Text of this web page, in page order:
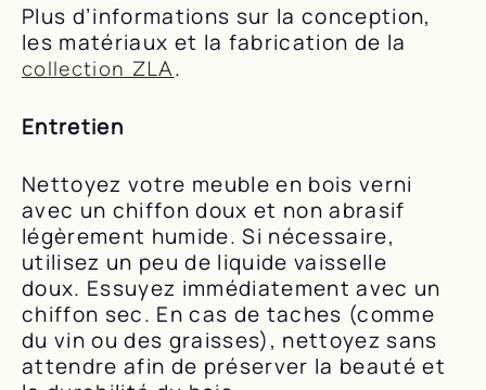
Plus d’informations sur la conception,
les matériaux et la fabrication de la
collection ZLA.
Entretien
Nettoyez votre meuble en bois verni
avec un chiffon doux et non abrasif
légèrement humide. Si nécessaire,
utilisez un peu de liquide vaisselle
doux. Essuyez immédiatement avec un
chiffon sec. En cas de taches (comme
du vin ou des graisses), nettoyez sans
attendre afin de préserver la beauté et